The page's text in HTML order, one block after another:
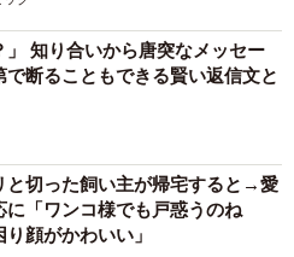
8/9
う」にこの笑顔！（動画よりキャプ
」 知り合いから唐突なメッセー
断ることもできる賢い返信文と
と切った飼い主が帰宅すると→愛
に「ワンコ様でも戸惑うのね
り顔がかわいい」